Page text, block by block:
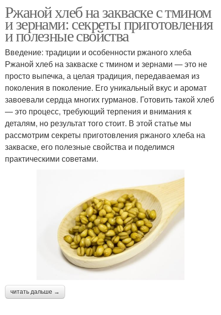
Ржаной хлеб на закваске с тмином
и зернами: секреты приготовления
и полезные свойства
Введение: традиции и особенности ржаного хлеба
Ржаной хлеб на закваске с тмином и зернами — это не
просто выпечка, а целая традиция, передаваемая из
поколения в поколение. Его уникальный вкус и аромат
завоевали сердца многих гурманов. Готовить такой хлеб
— это процесс, требующий терпения и внимания к
деталям, но результат того стоит. В этой статье мы
рассмотрим секреты приготовления ржаного хлеба на
закваске, его полезные свойства и поделимся
практическими советами.
читать дальше →